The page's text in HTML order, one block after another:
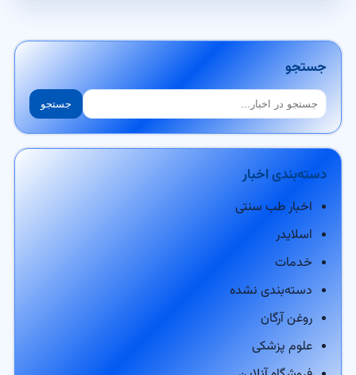
جستجو
جستجو جستجو
دسته‌بندی اخبار
اخبار طب سنتی
اسلایدر
خدمات
دسته‌بندی نشده
روغن آرگان
علوم پزشکی